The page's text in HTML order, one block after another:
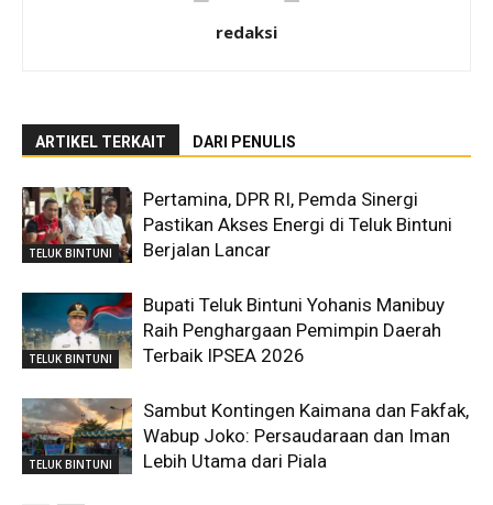
redaksi
ARTIKEL TERKAIT DARI PENULIS
TELUK BINTUNI
Pertamina, DPR RI, Pemda Sinergi
Pastikan Akses Energi di Teluk Bintuni
Berjalan Lancar
TELUK BINTUNI
Bupati Teluk Bintuni Yohanis Manibuy
Raih Penghargaan Pemimpin Daerah
Terbaik IPSEA 2026
TELUK BINTUNI
Sambut Kontingen Kaimana dan Fakfak,
Wabup Joko: Persaudaraan dan Iman
Lebih Utama dari Piala